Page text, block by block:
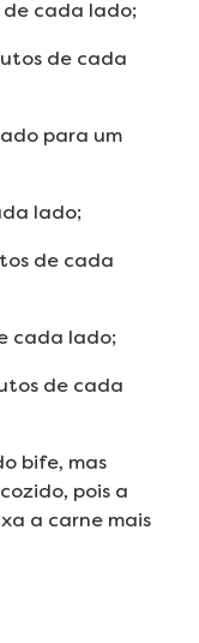
cada lado;
de cada
para um
lado;
de cada
cada lado;
de cada
bife, mas
pois a
a carne mais